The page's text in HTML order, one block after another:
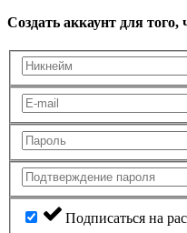
Создать аккаунт для того,
Подписаться на